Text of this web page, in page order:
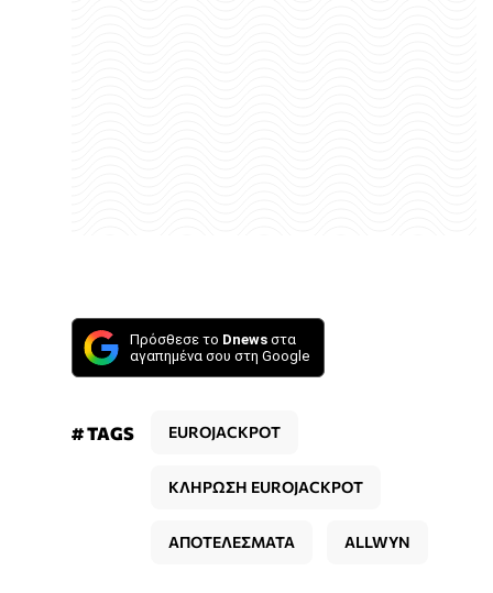
Πρόσθεσε το Dnews στα
αγαπημένα σου στη Google
# TAGS EUROJACKPOT
ΚΛΗΡΩΣΗ EUROJACKPOT
ΑΠΟΤΕΛΕΣΜΑΤΑ ALLWYN